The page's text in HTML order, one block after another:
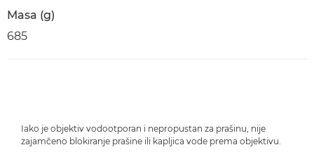
Masa (g)
685
Iako je objektiv vodootporan i nepropustan za prašinu, nije
zajamčeno blokiranje prašine ili kapljica vode prema objektivu.